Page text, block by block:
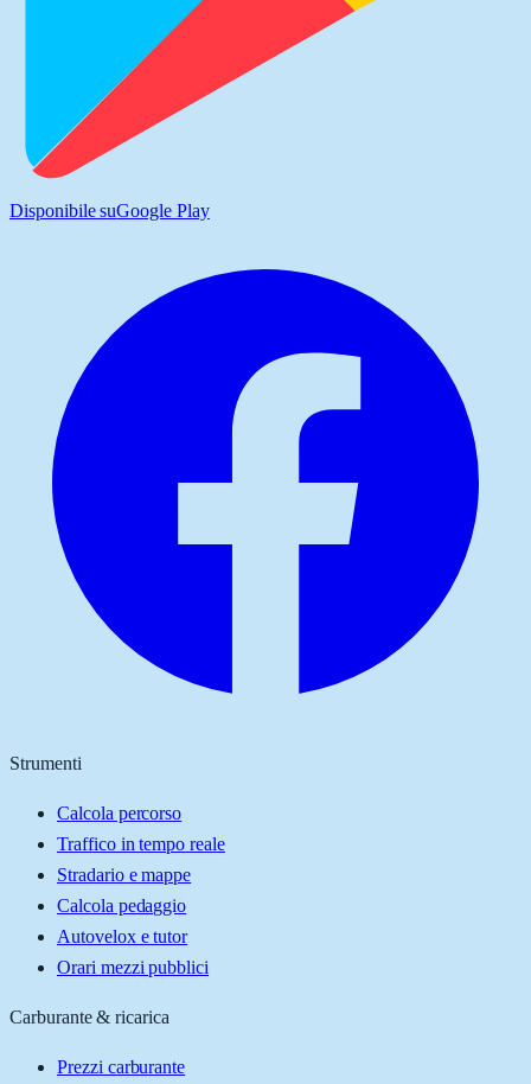
Disponibile suGoogle Play
Strumenti
Calcola percorso
Traffico in tempo reale
Stradario e mappe
Calcola pedaggio
Autovelox e tutor
Orari mezzi pubblici
Carburante & ricarica
Prezzi carburante